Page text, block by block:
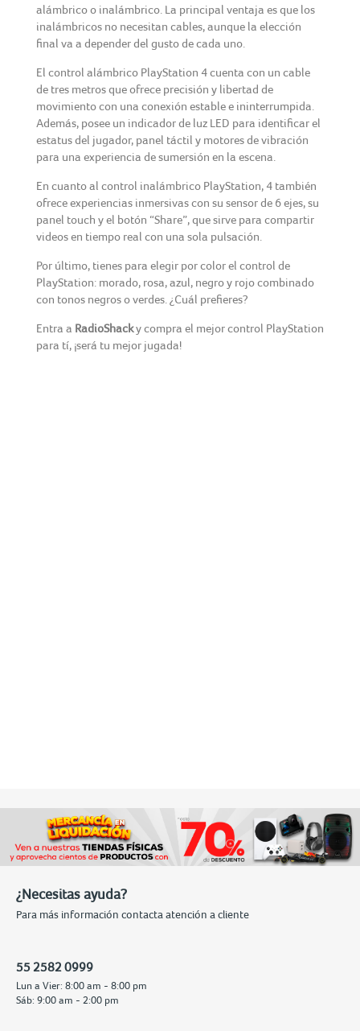
alámbrico o inalámbrico. La principal ventaja es que los
inalámbricos no necesitan cables, aunque la elección
final va a depender del gusto de cada uno.
El control alámbrico PlayStation 4 cuenta con un cable
de tres metros que ofrece precisión y libertad de
movimiento con una conexión estable e ininterrumpida.
Además, posee un indicador de luz LED para identificar el
estatus del jugador, panel táctil y motores de vibración
para una experiencia de sumersión en la escena.
En cuanto al control inalámbrico PlayStation, 4 también
ofrece experiencias inmersivas con su sensor de 6 ejes, su
panel touch y el botón “Share”, que sirve para compartir
videos en tiempo real con una sola pulsación.
Por último, tienes para elegir por color el control de
PlayStation: morado, rosa, azul, negro y rojo combinado
con tonos negros o verdes. ¿Cuál prefieres?
Entra a RadioShacky compra el mejor control PlayStation
para tí, ¡será tu mejor jugada!
¿Necesitas ayuda?
Para más información contacta atención a cliente
55 2582 0999
Lun a Vier: 8:00 am - 8:00 pm
Sáb: 9:00 am - 2:00 pm